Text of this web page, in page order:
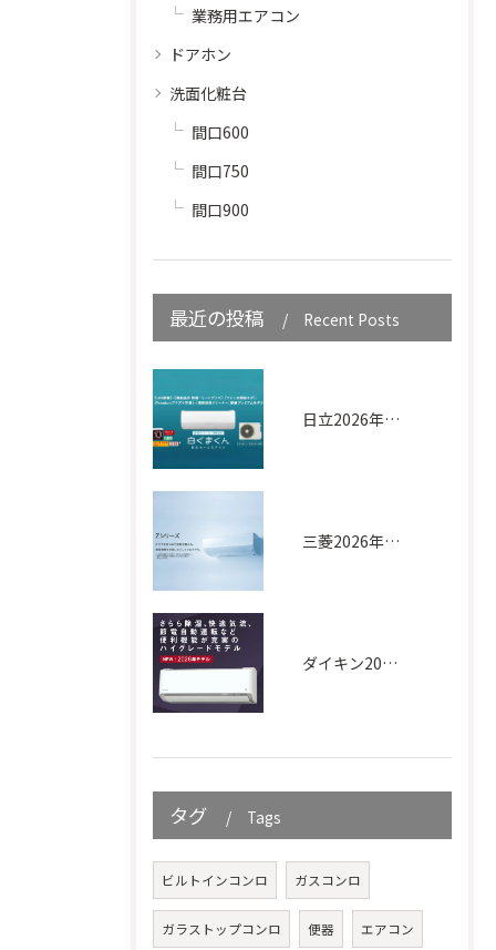
業務用エアコン
ドアホン
洗面化粧台
間口600
間口750
間口900
最近の投稿 Recent Posts
日立2026年｜白くまくん XJシリーズ
三菱2026年｜Zシリーズ
ダイキン2026年｜AXシリーズ
タグ Tags
ビルトインコンロ ガスコンロ
ガラストップコンロ 便器 エアコン